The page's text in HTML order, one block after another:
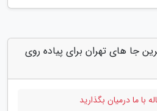
جا های تهران برای پیاده روی
با ما درمیان بگذارید